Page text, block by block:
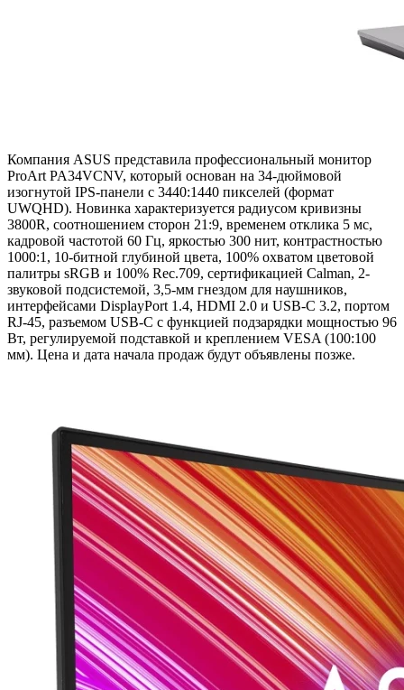
Компания ASUS представила профессиональный монитор
ProArt PA34VCNV, который основан на 34-дюймовой
изогнутой IPS-панели с 3440:1440 пикселей (формат
UWQHD). Новинка характеризуется радиусом кривизны
3800R, соотношением сторон 21:9, временем отклика 5 мс,
кадровой частотой 60 Гц, яркостью 300 нит, контрастностью
1000:1, 10-битной глубиной цвета, 100% охватом цветовой
палитры sRGB и 100% Rec.709, сертификацией Calman, 2-
звуковой подсистемой, 3,5-мм гнездом для наушников,
интерфейсами DisplayPort 1.4, HDMI 2.0 и USB-C 3.2, портом
RJ-45, разъемом USB-C с функцией подзарядки мощностью 96
Вт, регулируемой подставкой и креплением VESA (100:100
мм). Цена и дата начала продаж будут объявлены позже.